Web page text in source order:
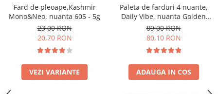
Fard de pleoape,Kashmir
Mono&Neo, nuanta 605 - 5g
23,00 RON
20,70 RON
VEZI VARIANTE
Paleta de farduri 4 nuante,
Daily Vibe, nuanta Golden
Hour 01 - 5,5g
89,00 RON
80,10 RON
ADAUGA IN COS